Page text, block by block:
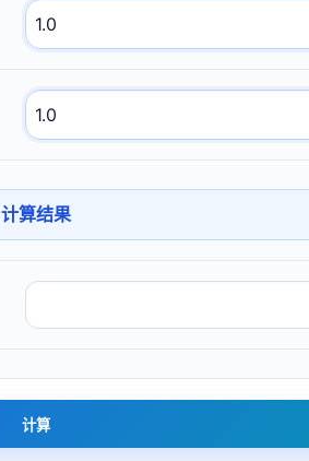
计算结果